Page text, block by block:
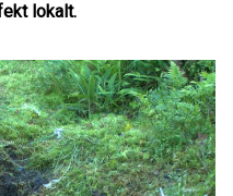
lokalt.